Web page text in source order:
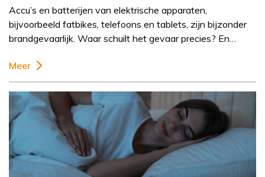
Accu’s en batterijen van elektrische apparaten,
bijvoorbeeld fatbikes, telefoons en tablets, zijn bijzonder
brandgevaarlijk. Waar schuilt het gevaar precies? En…
Meer